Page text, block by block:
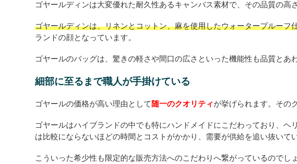
ゴヤールディンは大変優れた耐久性あるキャンバス素材で、その品質の高
ゴヤールディンは、リネンとコットン、麻を使用したウォータープルーフ
ランドの顔となっています。
ゴヤールのバッグは、驚きの軽さや間口の広さといった機能性も品質とあ
細部に至るまで職人が手掛けている
ゴヤールの価格が高い理由として 随一のクオリティが挙げられます。その
ゴヤールはハイブランドの中でも特にハンドメイドにこだわっており、
は比較にならないほどの時間とコストがかかり、需要が供給を追い抜いて
こういった希少性も限定的な販売方法へのこだわりへ繋がっているのでしょ